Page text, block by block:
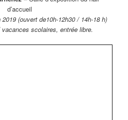
d’accueil
(ouvert de10h-12h30 / 14h-18 h)
scolaires, entrée libre.